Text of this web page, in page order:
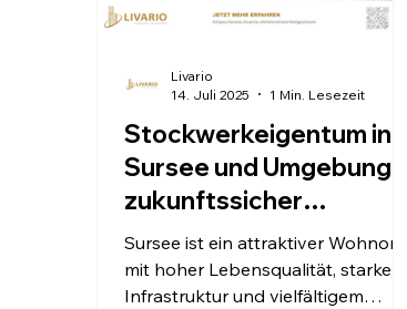
Stockwerkeigentum in
Sursee und Umgebung
zukunftssicher
verwalten – mit Livario
Sursee ist ein attraktiver Wohnort –
mit hoher Lebensqualität, starker
Infrastruktur und vielfältigem
Livario
14. Juli 2025
1 Min. Lesezeit